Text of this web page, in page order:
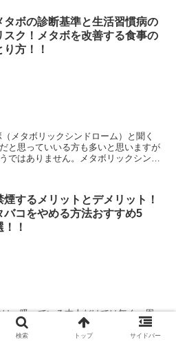
タボの診断基準と生活習慣病の
スク！メタボを改善する食事の
り方！！
メタボリックシンドローム）と聞く
と思っていいる方も多いと思いますが
ではありません。メタボリックシンド
煙するメリットとデメリット！
バコをやめる方法おすすめ5
！！
、吸っている本人だけでは無く、周
を与えます。「癌」、「慢性気管支
」などの死亡リスクの高い病気にかか
検索 トップ サイドバー